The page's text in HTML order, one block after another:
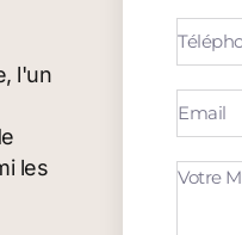
l'un
les